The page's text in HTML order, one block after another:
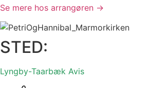
Se mere hos arrangøren →
STED:
Lyngby-Taarbæk Avis